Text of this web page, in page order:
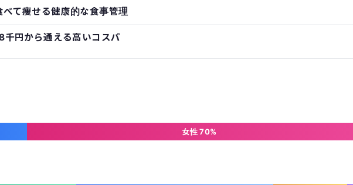
て痩せる健康的な食事管理
円から通える高いコスパ
女性 70%